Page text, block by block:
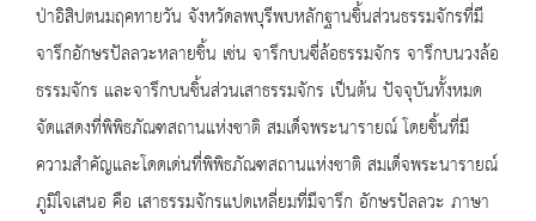
ป่าอิสิปตนมฤคทายวัน จังหวัดลพบุรีพบหลักฐานชิ้นส่วนธรรมจักรที่มี
จารึกอักษรปัลลวะหลายชิ้น เช่น จารึกบนซี่ล้อธรรมจักร จารึกบนวงล้อ
ธรรมจักร และจารึกบนชิ้นส่วนเสาธรรมจักร เป็นต้น ปัจจุบันทั้งหมด
จัดแสดงที่พิพิธภัณฑสถานแห่งชาติ สมเด็จพระนารายณ์ โดยชิ้นที่มี
ความสำคัญและโดดเด่นที่พิพิธภัณฑสถานแห่งชาติ สมเด็จพระนารายณ์
ภูมิใจเสนอ คือ เสาธรรมจักรแปดเหลี่ยมที่มีจารึก อักษรปัลลวะ ภาษา